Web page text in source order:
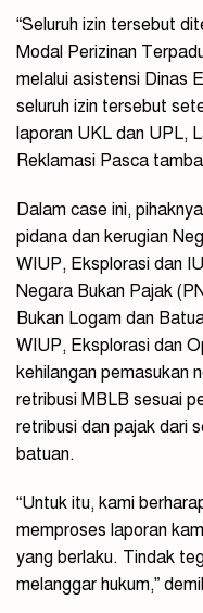
“Seluruh izin tersebut
Modal Perizinan
melalui asistensi Dinas
seluruh izin tersebut
laporan UKL dan UPL,
Reklamasi Pasca
Dalam case ini,
pidana dan kerugian
WIUP, Eksplorasi dan
Negara Bukan Pajak
Bukan Logam dan
WIUP, Eksplorasi dan
kehilangan pemasukan
retribusi MBLB sesuai
retribusi dan pajak dari
batuan.
“Untuk itu, kami
memproses laporan
yang berlaku. Tindak
melanggar hukum,”